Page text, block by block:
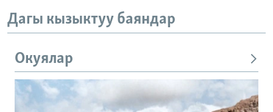
Дагы кызыктуу баяндар
Окуялар